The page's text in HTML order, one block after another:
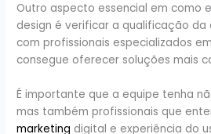
Outro aspecto essencial em como
design é verificar a qualificação da
com profissionais especializados
consegue oferecer soluções mais
É importante que a equipe tenha
mas também profissionais que
marketing digital e experiência do